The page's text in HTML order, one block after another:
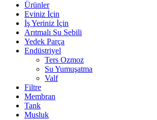
Ürünler
Eviniz İçin
İş Yeriniz İçin
Arıtmalı Su Sebili
Yedek Parça
Endüstriyel
Ters Ozmoz
Su Yumuşatma
Valf
Filtre
Membran
Tank
Musluk